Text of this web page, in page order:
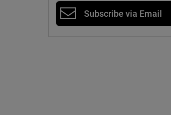
Subscribe via Email